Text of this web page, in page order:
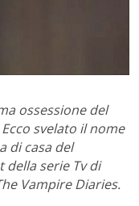
ossessione del
svelato il nome
di casa del
della serie Tv di
Vampire Diaries.